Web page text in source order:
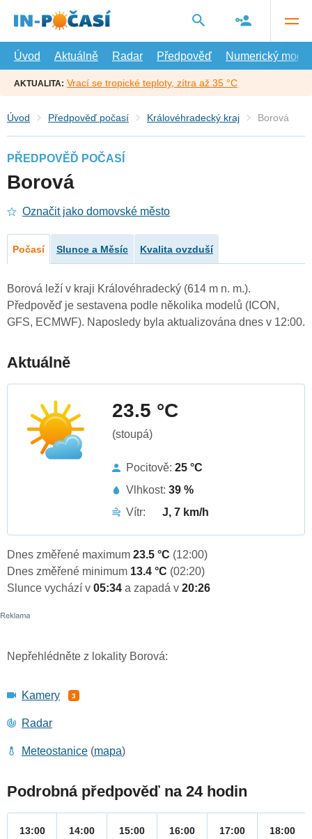
hlavní
Úvod
Aktuálně Radar Předpověď Numerický model
AKTUALITA: Vrací se tropické teploty, zítra až 35 °C
Úvod Předpověď počasí Královéhradecký kraj Borová
PŘEDPOVĚĎ POČASÍ
Borová
Označit jako domovské město
Počasí Slunce a Měsíc Kvalita ovzduší
Borová leží v kraji Královéhradecký (614 m n. m.).
Předpověď je sestavena podle několika modelů (ICON,
GFS, ECMWF). Naposledy byla aktualizována dnes v 12:00.
Aktuálně
23.5 °C
(stoupá)
Pocitově: 25 °C
Vlhkost: 39 %
Vítr:
J, 7 km/h
Dnes změřené maximum 23.5 °C (12:00)
Dnes změřené minimum 13.4 °C (02:20)
Slunce vychází v 05:34 a zapadá v 20:26
Nepřehlédněte z lokality Borová:
Kamery 3
Radar
Meteostanice (mapa)
Podrobná předpověď na 24 hodin
13:00 14:00 15:00 16:00 17:00 18:00